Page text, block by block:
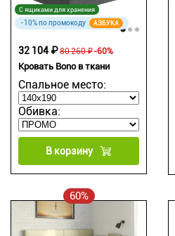
С ящиками для хранения
-10% по промокоду АЗБУКА
Кровать Bono в ткани
Спальное место:
Обивка:
80 260 ₽
32 104 ₽ -60%
В корзину
60%